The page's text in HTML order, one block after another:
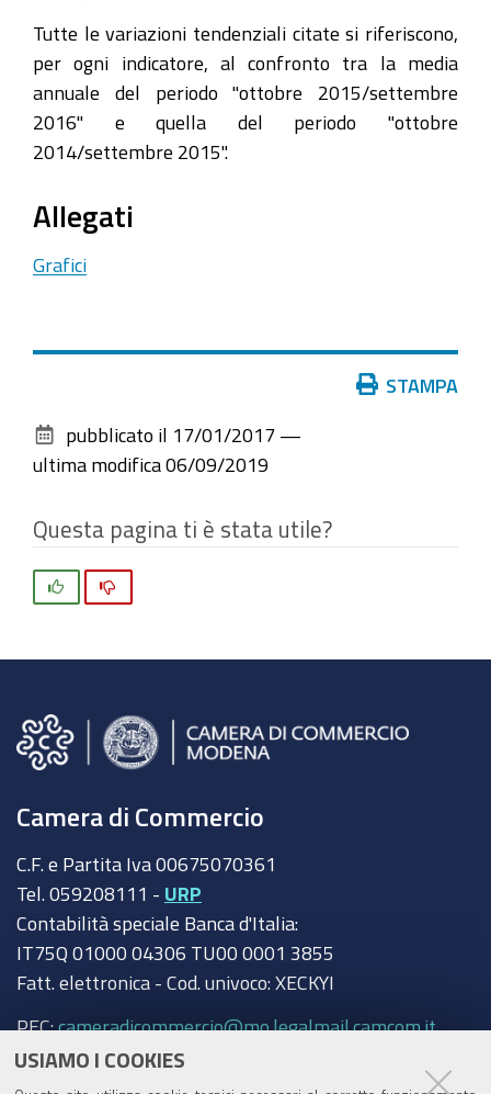
USIAMO I COOKIES
Tutte le variazioni tendenziali citate si riferiscono,
per ogni indicatore, al confronto tra la media
annuale del periodo "ottobre 2015/settembre
2016" e quella del periodo "ottobre
2014/settembre 2015".
Allegati
Grafici
documento
STAMPA
pubblicato il 17/01/2017 —
ultima modifica 06/09/2019
Questa pagina ti è stata utile?
Camera di Commercio
C.F. e Partita Iva 00675070361
Tel. 059208111 - URP
Contabilità speciale Banca d'Italia:
IT75Q 01000 04306 TU00 0001 3855
Fatt. elettronica - Cod. univoco: XECKYI
PEC:cameradicommercio@mo.legalmail.camcom.it
Trasparenza